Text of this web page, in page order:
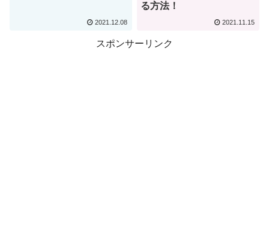
2021.12.08
る方法！
2021.11.15
スポンサーリンク